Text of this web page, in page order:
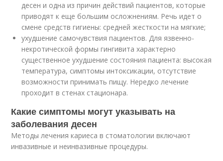
десен и одна из причин действий пациентов, которые
приводят к еще большим осложнениям. Речь идет о
смене средств гигиены: средней жесткости на мягкие;
ухудшение самочувствия пациентов. Для язвенно-
некротической формы гингивита характерно
существенное ухудшение состояния пациента: высокая
температура, симптомы интоксикации, отсутствие
возможности принимать пищу. Нередко лечение
проходит в стенах стационара.
Какие симптомы могут указывать на
заболевания десен
Методы лечения кариеса в стоматологии включают
инвазивные и неинвазивные процедуры.